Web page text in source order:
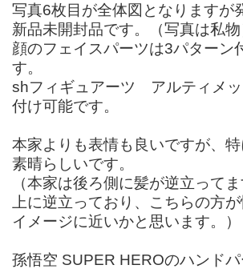
写真6枚目が全体図となりますが
新品未開封品です。（写真は私物
顔のフェイスパーツは3パターン
す。
shフィギュアーツ アルティメッ
付け可能です。
本家よりも表情も良いですが、
素晴らしいです。
（本家は後ろ側に髪が逆立って
上に逆立っており、こちらの方
イメージに近いかと思います。）
孫悟空 SUPER HEROのハンド